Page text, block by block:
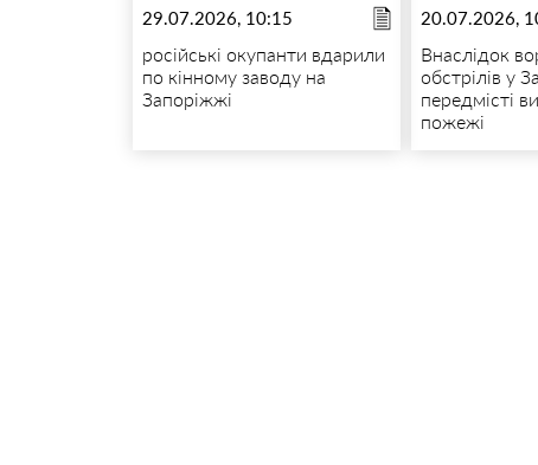
29.07.2026, 10:15
російські окупанти вдарили
по кінному заводу на
Запоріжжі
20.07.2026,
Внаслідок
обстрілів у
передмісті
пожежі